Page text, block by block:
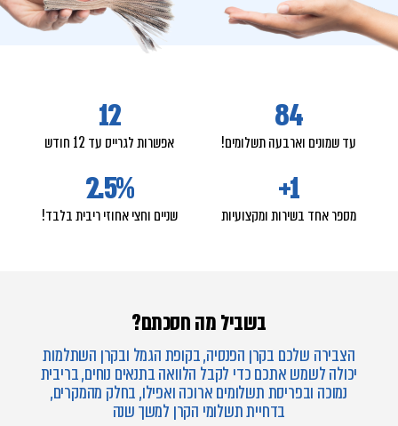
עד שמונים וארבעה תשלומים!
84
אפשרות לגרייס עד 12 חודש
12
מספר אחד בשירות ומקצועיות
1
+
שניים וחצי אחוזי ריבית בלבד!
%
2.5
בשביל מה חסכתם?
הצבירה שלכם בקרן הפנסיה, בקופת הגמל ובקרן השתלמות
יכולה לשמש אתכם כדי לקבל הלוואה בתנאים נוחים, בריבית
נמוכה ובפריסת תשלומים ארוכה ואפילו, בחלק מהמקרים,
בדחיית תשלומי הקרן למשך שנה